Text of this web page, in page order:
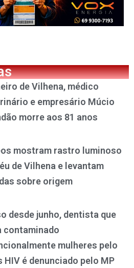
de Vilhena, médico
e empresário Múcio
morre aos 81 anos
mostram rastro luminoso
de Vilhena e levantam
sobre origem
desde junho, dentista que
contaminado
mulheres pelo
HIV é denunciado pelo MP